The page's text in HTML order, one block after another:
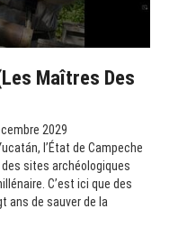
Maîtres Des
2029
l’État de Campeche
sites archéologiques
C’est ici que des
ans de sauver de la